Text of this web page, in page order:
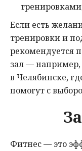
Если есть
тренировки и
рекомендуется
зал —
в Челябинске,
помогут с
Фитнес — это